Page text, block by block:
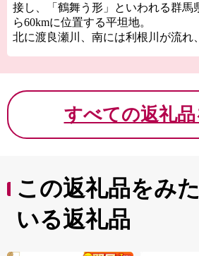
接し、「鶴舞う形」といわれる群馬
ら60kmに位置する平坦地。
北に渡良瀬川、南には利根川が流れ
また、東に広がる約33㎢もの広大な
ムサール条約登録湿地として現在
地となっています。
さらに、利根川・渡良瀬川合流域
すべての返礼
この返礼品をみ
いる返礼品